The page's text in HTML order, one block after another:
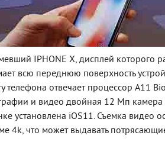
IPHONE X, дисплей которого
всю переднюю поверхность
телефона отвечает процессор A11
и видео двойная 12 Мп камера
установлена iOS11. Съемка видео
4k, что может выдавать